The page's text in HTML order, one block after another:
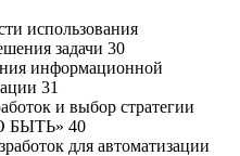
использования
задачи 30
информационной
31
и выбор стратегии
БЫТЬ» 40
для автоматизации